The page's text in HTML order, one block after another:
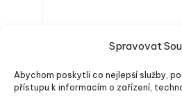
Spravovat
Abychom poskytli co nejlepší služby,
přístupu k informacím o zařízení,